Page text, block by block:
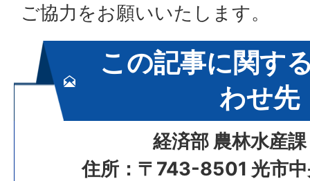
ご協力をお願いいたします。
この記事に関す
わせ先
経済部 農林水産
住所：〒743-8501 光市中